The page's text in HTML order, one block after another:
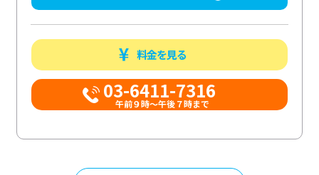
料金を見る
03-6411-7316
午前９時～午後７時まで